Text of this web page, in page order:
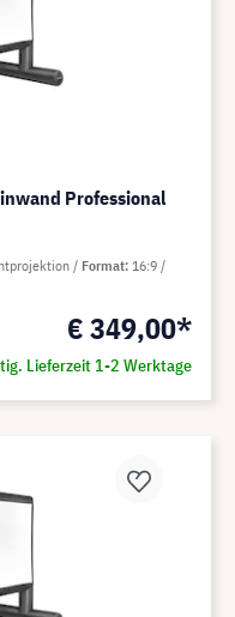
Professional
€ 349,00*
Lieferzeit 1-2 Werktage
Format 16:9